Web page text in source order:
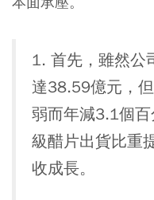
1. 首先，雖然公
達38.59億元，
弱而年減3.1個
級醋片出貨比重
收成長。